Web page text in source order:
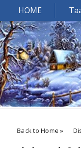
HOME
Welcomes You.....
Back to Home »